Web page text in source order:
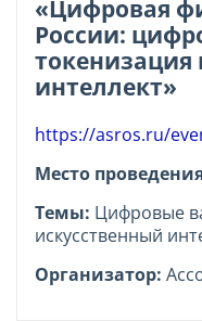
«Цифровая
России:
токенизация
интеллект»
https://asros.ru/
Место
Темы: Цифровые
искусственный
Организатор: